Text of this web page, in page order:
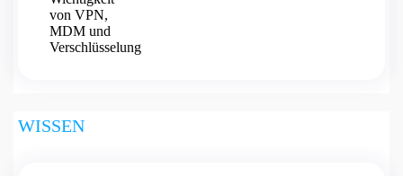
WISSEN